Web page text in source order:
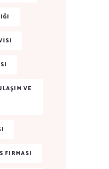
VE
FIRMASI